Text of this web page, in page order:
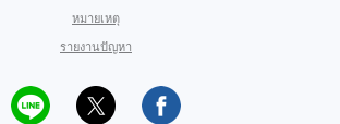
หมายเหตุ
รายงานปัญหา